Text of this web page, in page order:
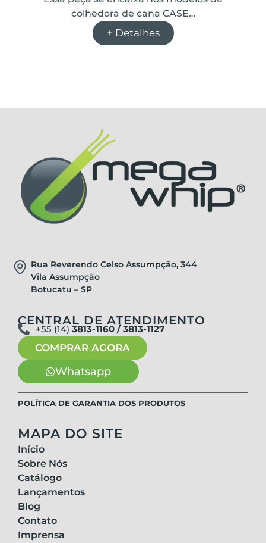
colhedora de cana CASE…
+ Detalhes
Rua Reverendo Celso Assumpção, 344
Vila Assumpção
Botucatu – SP
CENTRAL DE ATENDIMENTO
+55 (14) 3813-1160 / 3813-1127
COMPRAR AGORA
Whatsapp
POLÍTICA DE GARANTIA DOS PRODUTOS
MAPA DO SITE
Início
Sobre Nós
Catálogo
Lançamentos
Blog
Contato
Imprensa